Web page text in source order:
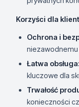
Korzyści dla
Ochrona i
Łatwa obsługa:
kluczowe dla
Trwałość
konieczności